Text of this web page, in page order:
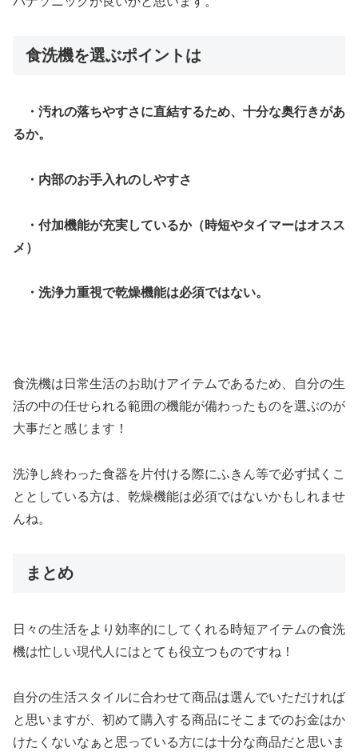
食洗機を選ぶポイントは
・汚れの落ちやすさに直結するため、十分な奥行きがあ
るか。
・内部のお手入れのしやすさ
・付加機能が充実しているか（時短やタイマーはオスス
メ）
・洗浄力重視で乾燥機能は必須ではない。
食洗機は日常生活のお助けアイテムであるため、自分の生
活の中の任せられる範囲の機能が備わったものを選ぶのが
大事だと感じます！
洗浄し終わった食器を片付ける際にふきん等で必ず拭くこ
ととしている方は、乾燥機能は必須ではないかもしれませ
んね。
まとめ
日々の生活をより効率的にしてくれる時短アイテムの食洗
機は忙しい現代人にはとても役立つものですね！
自分の生活スタイルに合わせて商品は選んでいただければ
と思いますが、初めて購入する商品にそこまでのお金はか
けたくないなぁと思っている方には十分な商品だと思いま